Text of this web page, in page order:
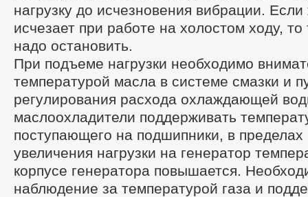
нагрузку до исчезновения вибрации.
исчезает при работе на холостом ходу, то
надо остановить.
При подъеме нагрузки необходимо
температурой масла в системе смазки и
регулирования расхода охлаждающей
маслоохладители поддерживать
поступающего на подшипники, в
увеличения нагрузки на генератор
корпусе генератора повышается.
наблюдение за температурой газа и